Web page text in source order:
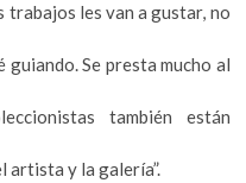
trabajos les van a gustar, no
Se presta mucho al
también están
artista y la galería”.